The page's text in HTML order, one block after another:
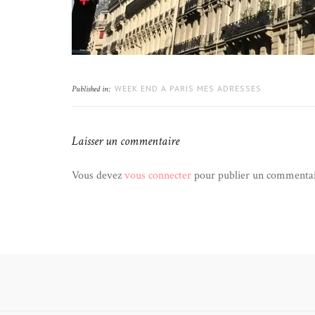
Published in: WEEK END A PARIS MES ADRESSES
Laisser un commentaire
Vous devezvous connecterpour publier un